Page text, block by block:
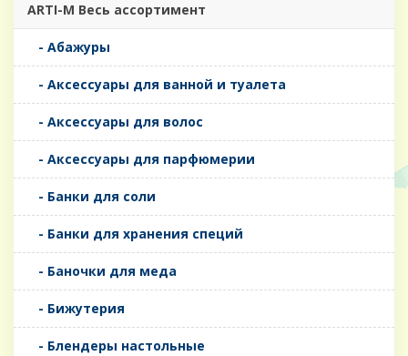
ARTI-M Весь ассортимент
- Абажуры
- Аксессуары для ванной и туалета
- Аксессуары для волос
- Аксессуары для парфюмерии
- Банки для соли
- Банки для хранения специй
- Баночки для меда
- Бижутерия
- Блендеры настольные